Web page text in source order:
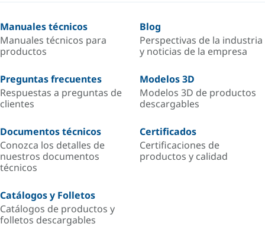
Manuales técnicos
Manuales técnicos para
productos
Blog
Perspectivas de la industria
y noticias de la empresa
Preguntas frecuentes
Respuestas a preguntas de
clientes
Modelos 3D
Modelos 3D de productos
descargables
Documentos técnicos
Conozca los detalles de
nuestros documentos
técnicos
Certificados
Certificaciones de
productos y calidad
Catálogos y Folletos
Catálogos de productos y
folletos descargables